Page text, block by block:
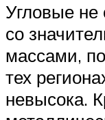
Угловые не
со
массами,
тех
невысока.